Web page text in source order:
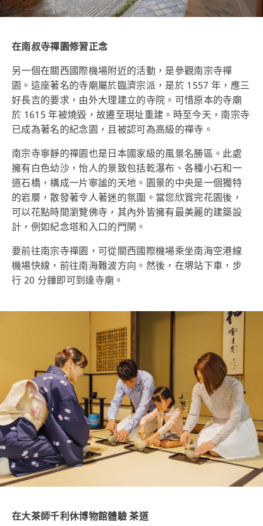
在南叔寺禪園修習正念
另一個在關西國際機場附近的活動，是參觀南宗寺禪
園。這座著名的寺廟屬於臨濟宗派，是於 1557 年，應三
好長吉的要求，由外大理建立的寺院。可惜原本的寺廟
於 1615 年被燒毀，故遷至現址重建。時至今天，南宗寺
已成為著名的紀念園，且被認可為高級的禪寺。
南宗寺寧靜的禪園也是日本國家級的風景名勝區。此處
擁有白色幼沙，怡人的景致包括乾瀑布、各種小石和一
道石橋，構成一片寧謐的天地。園景的中央是一個獨特
的岩層，散發著令人著迷的氛圍。當您欣賞完花園後，
可以花點時間瀏覽佛寺，其內外皆擁有最美麗的建築設
計，例如紀念塔和入口的門閘。
要前往南宗寺禪園，可從關西國際機場乘坐南海空港線
機場快線，前往南海難波方向。然後，在堺站下車，步
行 20 分鐘即可到達寺廟。
在大茶師千利休博物館體驗 茶道